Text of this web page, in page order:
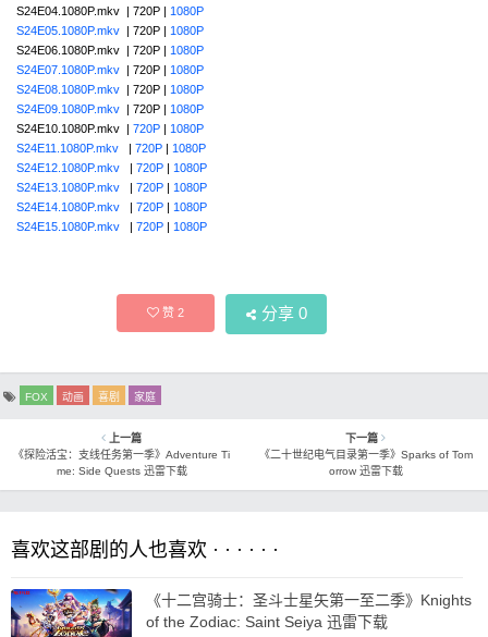
S24E04.1080P.mkv | 720P | 1080P
S24E05.1080P.mkv | 720P | 1080P
S24E06.1080P.mkv | 720P | 1080P
S24E07.1080P.mkv | 720P | 1080P
S24E08.1080P.mkv | 720P | 1080P
S24E09.1080P.mkv | 720P | 1080P
S24E10.1080P.mkv | 720P | 1080P
S24E11.1080P.mkv | 720P | 1080P
S24E12.1080P.mkv | 720P | 1080P
S24E13.1080P.mkv | 720P | 1080P
S24E14.1080P.mkv | 720P | 1080P
S24E15.1080P.mkv | 720P | 1080P
赞2 分享 0
FOX 动画 喜剧 家庭
上一篇
《探险活宝：支线任务第一季》Adventure Ti
me: Side Quests 迅雷下载
下一篇
《二十世纪电气目录第一季》Sparks of Tom
orrow 迅雷下载
喜欢这部剧的人也喜欢 · · · · · ·
《十二宫骑士：圣斗士星矢第一至二季》Knights
of the Zodiac: Saint Seiya 迅雷下载